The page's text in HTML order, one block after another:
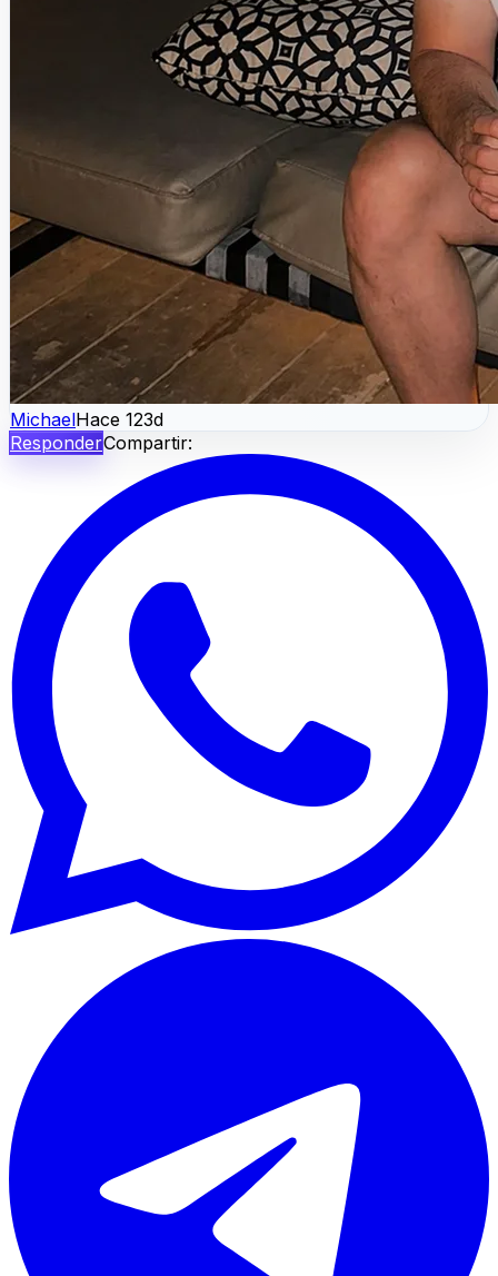
MichaelHace 123d
ResponderCompartir: